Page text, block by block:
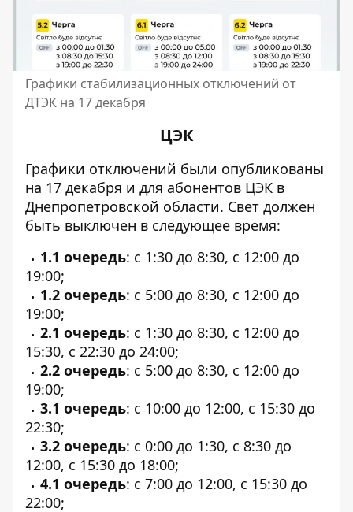
Графики стабилизационных отключений от
ДТЭК на 17 декабря
ЦЭК
Графики отключений были опубликованы
на 17 декабря и для абонентов ЦЭК в
Днепропетровской области. Свет должен
быть выключен в следующее время:
1.1 очередь: с 1:30 до 8:30, с 12:00 до
19:00;
1.2 очередь: с 5:00 до 8:30, с 12:00 до
19:00;
2.1 очередь: с 1:30 до 8:30, с 12:00 до
15:30, с 22:30 до 24:00;
2.2 очередь: с 5:00 до 8:30, с 12:00 до
19:00;
3.1 очередь: с 10:00 до 12:00, с 15:30 до
22:30;
3.2 очередь: с 0:00 до 1:30, с 8:30 до
12:00, с 15:30 до 18:00;
4.1 очередь: с 7:00 до 12:00, с 15:30 до
22:00;